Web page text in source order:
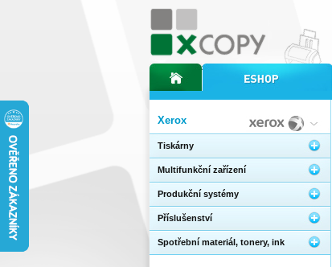
Xerox
Tiskárny
Multifunkční zařízení
Produkční systémy
Příslušenství
Spotřební materiál, tonery, ink
úvodní stránka xcopyinternetový obchod xcopy